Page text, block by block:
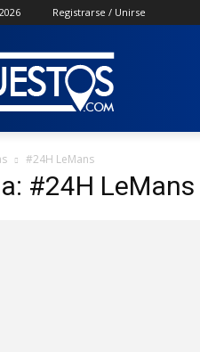
Registrarse / Unirse
#24H LeMans
#24H LeMans